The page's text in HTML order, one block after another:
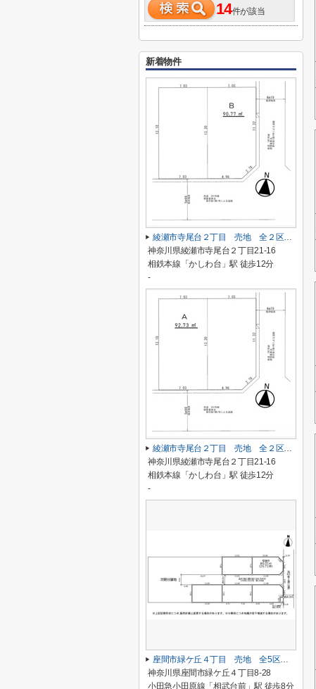
14件が該当
新着物件
綾瀬市寺尾台２丁目 売地 全２区画【仲介手数料無料】
神奈川県綾瀬市寺尾台２丁目21-16
相鉄本線「かしわ台」駅 徒歩12分
-
綾瀬市寺尾台２丁目 売地 全２区画【仲介手数料無料】
神奈川県綾瀬市寺尾台２丁目21-16
相鉄本線「かしわ台」駅 徒歩12分
-
座間市緑ケ丘４丁目 売地 全5区画【仲介手数料無料】
神奈川県座間市緑ケ丘４丁目8-28
小田急小田原線「相武台前」駅 徒歩8分